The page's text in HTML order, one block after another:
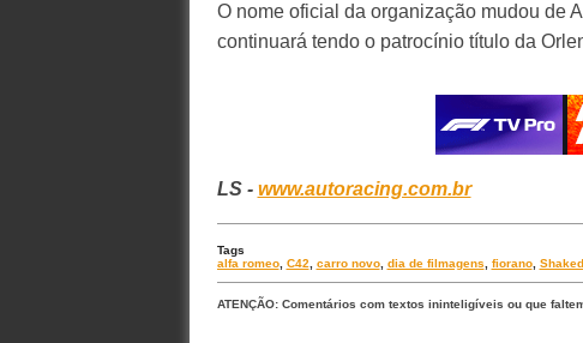
O nome oficial da organização mudou de
continuará tendo o patrocínio título da
LS - www.autoracing.com.br
Tags
alfa romeo, C42 carro novo, dia de filmagens fiorano,
ATENÇÃO: Comentários com textos ininteligíveis ou que